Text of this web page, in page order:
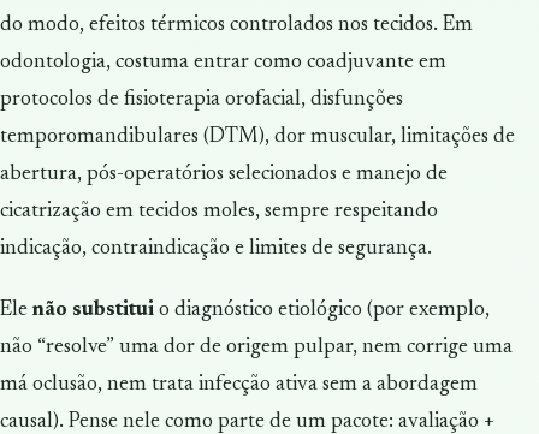
do modo, efeitos térmicos controlados nos tecidos. Em
odontologia, costuma entrar como coadjuvante em
protocolos de fisioterapia orofacial, disfunções
temporomandibulares (DTM), dor muscular, limitações de
abertura, pós-operatórios selecionados e manejo de
cicatrização em tecidos moles, sempre respeitando
indicação, contraindicação e limites de segurança.
Ele não substitui o diagnóstico etiológico (por exemplo,
não “resolve” uma dor de origem pulpar, nem corrige uma
má oclusão, nem trata infecção ativa sem a abordagem
causal). Pense nele como parte de um pacote: avaliação +